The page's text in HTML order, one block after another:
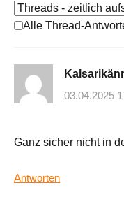
Alle Thread-
03.04.2025
Ganz sicher nicht in
Antworten